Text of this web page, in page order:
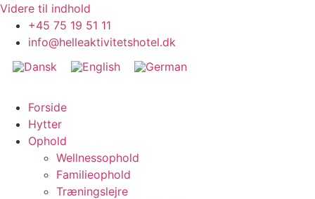
Videre til indhold
+45 75 19 51 11
info@helleaktivitetshotel.dk
Forside
Hytter
Ophold
Wellnessophold
Familieophold
Træningslejre